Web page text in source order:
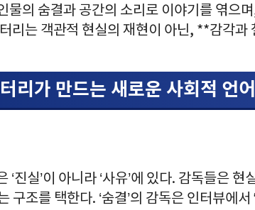
물의 숨결과 공간의 소리로 이야기를 엮으
리는 객관적 현실의 재현이 아닌, **감각과
리가 만드는 새로운 사회적 언어
진실’이 아니라 ‘사유’에 있다. 감독들은 현
구조를 택한다. ‘숨결’의 감독은 인터뷰에